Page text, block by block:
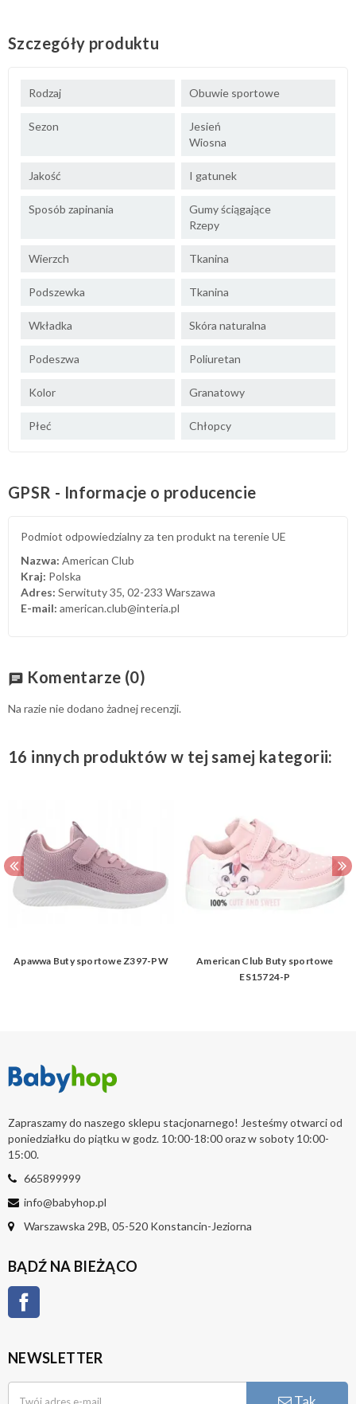
Szczegóły produktu
Rodzaj Obuwie sportowe
Sezon
Jesień
Wiosna
Jakość I gatunek
Sposób zapinania
Gumy ściągające
Rzepy
Wierzch Tkanina
Podszewka Tkanina
Wkładka Skóra naturalna
Podeszwa Poliuretan
Kolor Granatowy
Płeć Chłopcy
GPSR - Informacje o producencie
Podmiot odpowiedzialny za ten produkt na terenie UE
Nazwa: American Club
Kraj: Polska
Adres: Serwituty 35, 02-233 Warszawa
E-mail: american.club@interia.pl
chat Komentarze (0)
Na razie nie dodano żadnej recenzji.
16 innych produktów w tej samej kategorii:
Apawwa Buty sportowe Z397-PW
American Club Buty sportowe
ES15724-P
Zapraszamy do naszego sklepu stacjonarnego! Jesteśmy otwarci od
poniedziałku do piątku w godz. 10:00-18:00 oraz w soboty 10:00-
15:00.
665899999
info@babyhop.pl
Warszawska 29B, 05-520 Konstancin-Jeziorna
BĄDŹ NA BIEŻĄCO
NEWSLETTER